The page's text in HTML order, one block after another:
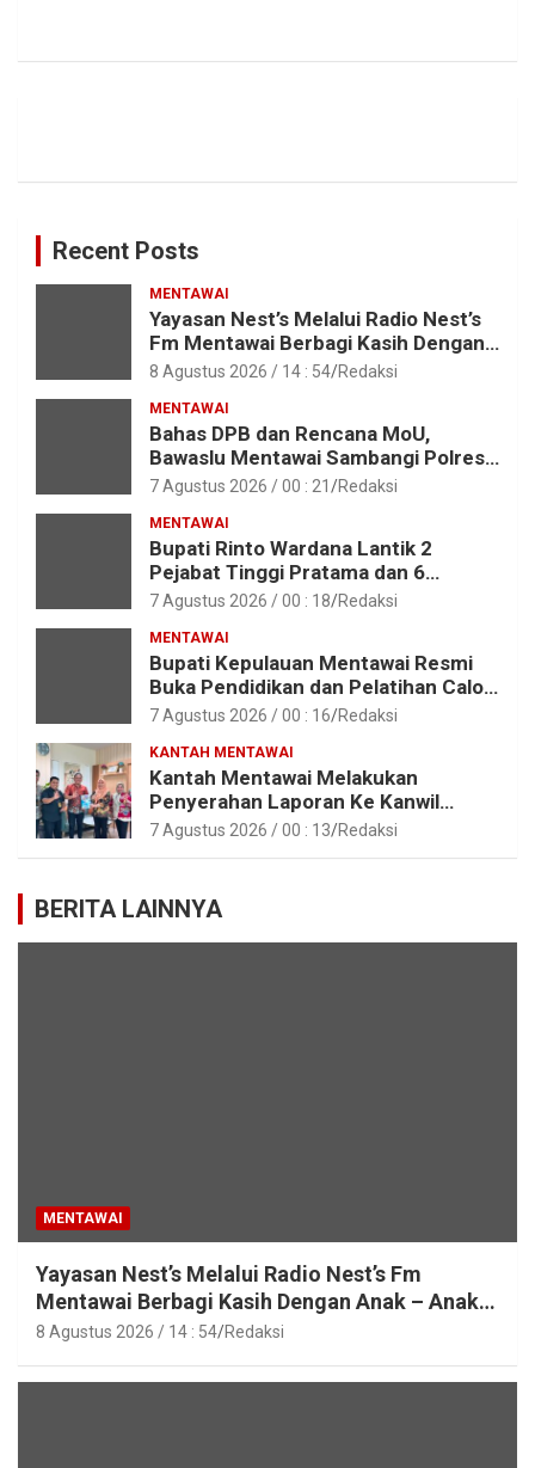
Recent Posts
MENTAWAI
Yayasan Nest’s Melalui Radio Nest’s
Fm Mentawai Berbagi Kasih Dengan
Anak – Anak Asrama SMAN 2 Sipora
8 Agustus 2026 / 14 : 54 Redaksi
MENTAWAI
Bahas DPB dan Rencana MoU,
Bawaslu Mentawai Sambangi Polres
Mentawai
7 Agustus 2026 / 00 : 21 Redaksi
MENTAWAI
Bupati Rinto Wardana Lantik 2
Pejabat Tinggi Pratama dan 6
Pejabat Fungsional di Lingkungan
7 Agustus 2026 / 00 : 18 Redaksi
MENTAWAI
Bupati Kepulauan Mentawai Resmi
Buka Pendidikan dan Pelatihan Calon
Paskibraka Tahun 2026
7 Agustus 2026 / 00 : 16 Redaksi
KANTAH MENTAWAI
Kantah Mentawai Melakukan
Penyerahan Laporan Ke Kanwil
Kemen ATR/BPN RI Sumbar
7 Agustus 2026 / 00 : 13 Redaksi
BERITA LAINNYA
MENTAWAI
Yayasan Nest’s Melalui Radio Nest’s Fm
Mentawai Berbagi Kasih Dengan Anak – Anak
Asrama SMAN 2 Sipora
8 Agustus 2026 / 14 : 54 Redaksi